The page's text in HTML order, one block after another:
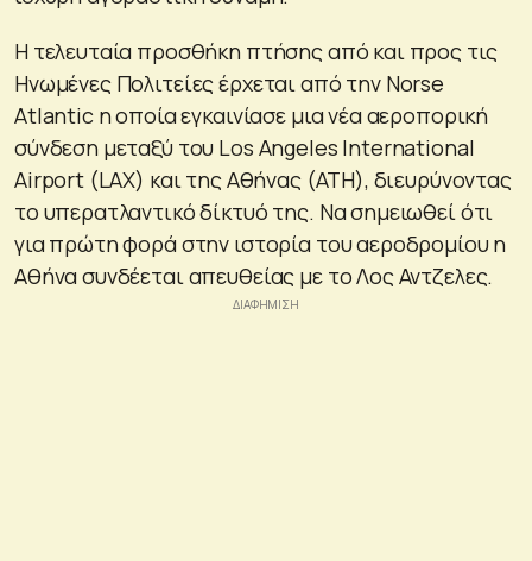
Η τελευταία προσθήκη πτήσης από και προς τις
Ηνωμένες Πολιτείες έρχεται από την Norse
Atlantic η οποία εγκαινίασε μια νέα αεροπορική
σύνδεση μεταξύ του Los Angeles International
Airport (LAX) και της Αθήνας (ATH), διευρύνοντας
το υπερατλαντικό δίκτυό της. Να σημειωθεί ότι
για πρώτη φορά στην ιστορία του αεροδρομίου η
Αθήνα συνδέεται απευθείας με το Λος Αντζελες.